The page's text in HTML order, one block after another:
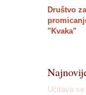
Društvo za
"Kvaka"
Učitava